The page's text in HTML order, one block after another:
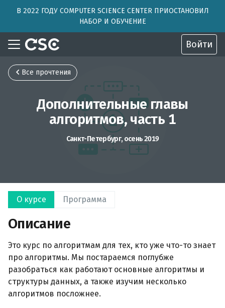
В 2022 ГОДУ COMPUTER SCIENCE CENTER ПРИОСТАНОВИЛ
НАБОР И ОБУЧЕНИЕ
Войти
Все прочтения
Дополнительные главы
алгоритмов, часть 1
Санкт-Петербург, осень 2019
О курсе Программа
Описание
Это курс по алгоритмам для тех, кто уже что-то знает
про алгоритмы. Мы постараемся поглубже
разобраться как работают основные алгоритмы и
структуры данных, а также изучим несколько
алгоритмов посложнее.